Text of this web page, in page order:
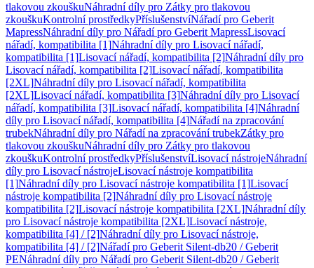
tlakovou zkouškuNáhradní díly pro Zátky pro tlakovou
zkouškuKontrolní prostředkyPříslušenstvíNářadí pro Geberit
MapressNáhradní díly pro Nářadí pro Geberit MapressLisovací
nářadí, kompatibilita [1]Náhradní díly pro Lisovací nářadí,
kompatibilita [1]Lisovací nářadí, kompatibilita [2]Náhradní díly pro
Lisovací nářadí, kompatibilita [2]Lisovací nářadí, kompatibilita
[2XL]Náhradní díly pro Lisovací nářadí, kompatibilita
[2XL]Lisovací nářadí, kompatibilita [3]Náhradní díly pro Lisovací
nářadí, kompatibilita [3]Lisovací nářadí, kompatibilita [4]Náhradní
díly pro Lisovací nářadí, kompatibilita [4]Nářadí na zpracování
trubekNáhradní díly pro Nářadí na zpracování trubekZátky pro
tlakovou zkouškuNáhradní díly pro Zátky pro tlakovou
zkouškuKontrolní prostředkyPříslušenstvíLisovací nástrojeNáhradní
díly pro Lisovací nástrojeLisovací nástroje kompatibilita
[1]Náhradní díly pro Lisovací nástroje kompatibilita [1]Lisovací
nástroje kompatibilita [2]Náhradní díly pro Lisovací nástroje
kompatibilita [2]Lisovací nástroje kompatibilita [2XL]Náhradní díly
pro Lisovací nástroje kompatibilita [2XL]Lisovací nástroje,
kompatibilita [4] / [2]Náhradní díly pro Lisovací nástroje,
kompatibilita [4] / [2]Nářadí pro Geberit Silent-db20 / Geberit
PENáhradní díly pro Nářadí pro Geberit Silent-db20 / Geberit